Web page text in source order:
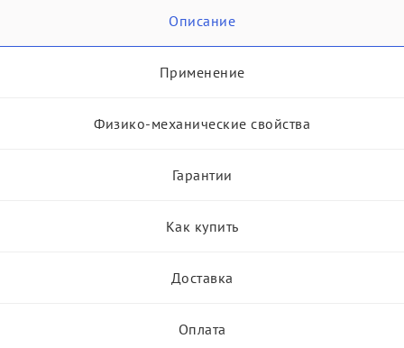
Описание
Применение
Физико-механические свойства
Гарантии
Как купить
Доставка
Оплата